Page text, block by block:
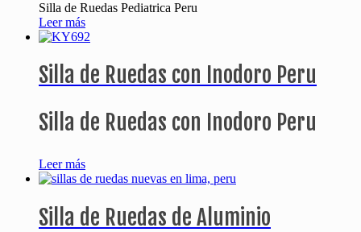
Silla de Ruedas Pediatrica Peru
Leer más
Silla de Ruedas con Inodoro Peru
Silla de Ruedas con Inodoro Peru
Leer más
Silla de Ruedas de Aluminio